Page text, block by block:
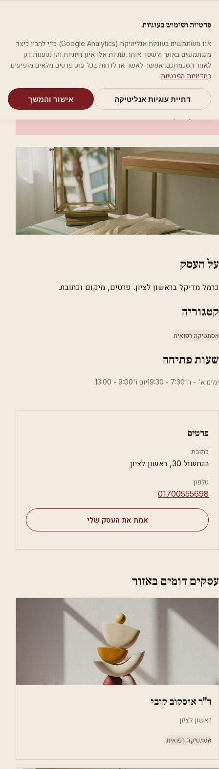
מאמריםקטגוריותחיפושאודות
בית קטגוריות אסתטיקה רפואית כרמל מדיקל
אסתטיקה רפואית
כרמל מדיקל
על העסק
כרמל מדיקל בראשון לציון. פרטים, מיקום וכתובת.
קטגוריה
אסתטיקה רפואית
שעות פתיחה
ימים א' - ה'7:30 - 19:30יום ו'9:00 - 13:00
פרטים
כתובת
הנחשול 30, ראשון לציון
טלפון
⁦01700555698⁩
אמת את העסק שלי
עסקים דומים באזור
ד"ר איסקוב קובי
ראשון לציון
אסתטיקה רפואית
פרטיות ושימוש בעוגיות
אנו משתמשים בעוגיות אנליטיקה (Google Analytics) כדי להבין כיצד
משתמשים באתר ולשפר אותו. עוגיות אלו אינן חיוניות והן נטענות רק
לאחר הסכמתכם. אפשר לאשר או לדחות בכל עת. פרטים מלאים מופיעים
במדיניות הפרטיות.
דחיית עוגיות אנליטיקה אישור והמשך